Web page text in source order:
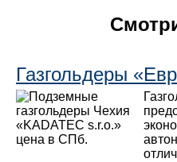
Газгольдеры